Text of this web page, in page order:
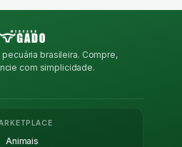
brasileira. Compre,
com simplicidade.
Animais